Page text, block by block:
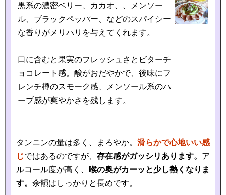
黒系の濃密ベリー、カカオ、、メンソー
ル、ブラックペッパー、などのスパイシー
な香りがメリハリを与えてくれます。
口に含むと果実のフレッシュさとビターチ
ョコレート感。酸がおだやかで、 後味にフ
レンチ樽のスモーク感、メンソール系のハ
ーブ感が爽やかさを残します。
タンニンの量は多く、まろやか。 滑らかで心地いい感
じではあるのですが、 存在感がガッシリあります。 ア
ルコール度が高く、
喉の奥がカーッと少し熱くなりま
す。 余韻はしっかりと長めです。